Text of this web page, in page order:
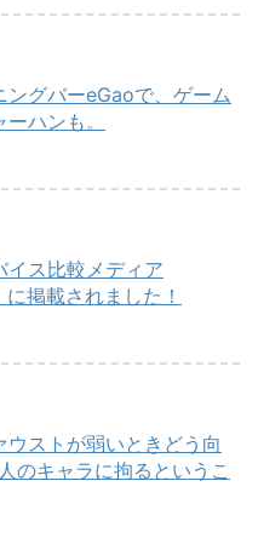
ングバーeGaoで、ゲーム
ハンも。
イス比較メディア
に掲載されました！
ウストが弱いときどう向
のキャラに拘るというこ